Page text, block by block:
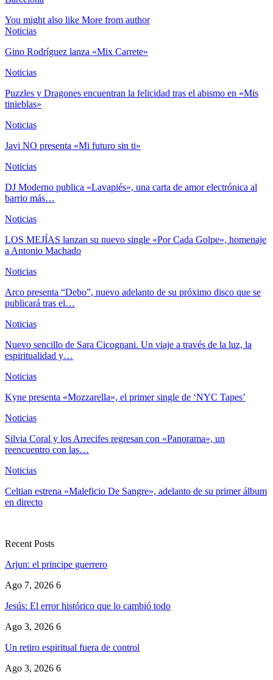
You might also like More from author
Noticias
Gino Rodríguez lanza «Mix Carrete»
Noticias
Puzzles y Dragones encuentran la felicidad tras el abismo en «Mis
tinieblas»
Noticias
Javi NO presenta «Mi futuro sin ti»
Noticias
DJ Moderno publica «Lavapiés», una carta de amor electrónica al
barrio más…
Noticias
LOS MEJÍAS lanzan su nuevo single «Por Cada Golpe», homenaje
a Antonio Machado
Noticias
Arco presenta “Debo”, nuevo adelanto de su próximo disco que se
publicará tras el…
Noticias
Nuevo sencillo de Sara Cicognani. Un viaje a través de la luz, la
espiritualidad y…
Noticias
Kyne presenta «Mozzarella», el primer single de ‘NYC Tapes’
Noticias
Silvia Coral y los Arrecifes regresan con «Panorama», un
reencuentro con las…
Noticias
Celtian estrena «Maleficio De Sangre», adelanto de su primer álbum
en directo
Recent Posts
Arjun: el principe guerrero
Ago 7, 2026 6
Jesús: El error histórico que lo cambió todo
Ago 3, 2026 6
Un retiro espiritual fuera de control
Ago 3, 2026 6